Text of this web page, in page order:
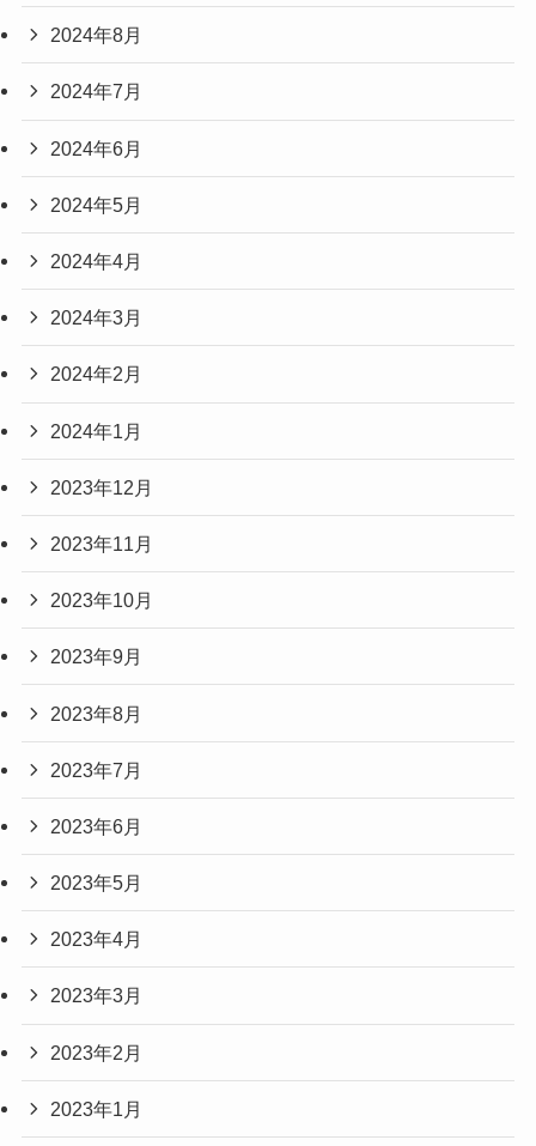
2024年8月
2024年7月
2024年6月
2024年5月
2024年4月
2024年3月
2024年2月
2024年1月
2023年12月
2023年11月
2023年10月
2023年9月
2023年8月
2023年7月
2023年6月
2023年5月
2023年4月
2023年3月
2023年2月
2023年1月